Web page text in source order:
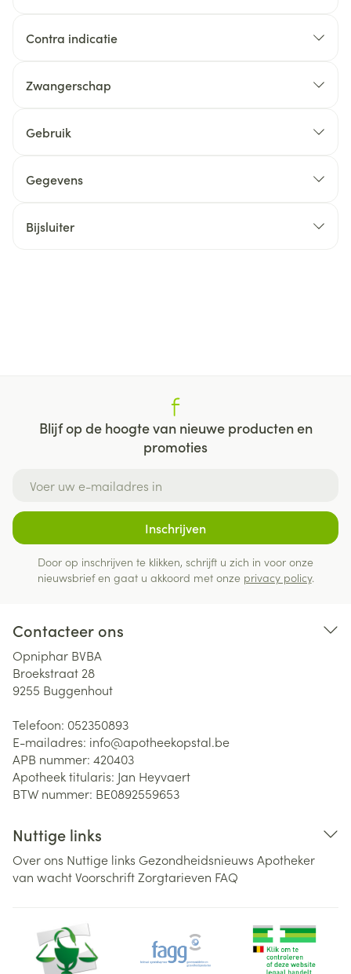
Contra indicatie
Zwangerschap
Gebruik
Gegevens
Bijsluiter
Blijf op de hoogte van nieuwe producten en
promoties
Inschrijven
Door op inschrijven te klikken, schrijft u zich in voor onze
nieuwsbrief en gaat u akkoord met onze privacy policy.
Contacteer ons
Opniphar BVBA
Broekstraat 28
9255 Buggenhout
Telefoon: 052350893
E-mailadres: info@apotheekopstal.be
APB nummer: 420403
Apotheek titularis: Jan Heyvaert
BTW nummer: BE0892559653
Nuttige links
Over ons Nuttige links Gezondheidsnieuws Apotheker
van wachtVoorschriftZorgtarieven FAQ